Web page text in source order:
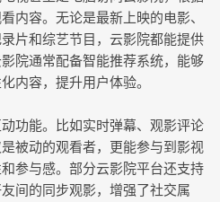
内容。无论是最新上映的电影、
片和综艺节目，云影院都能提供
院通常配备智能推荐系统，能够
内容，提升用户体验。
功能。比如实时弹幕、观影评论
被动的观看者，更能参与到影视
参与感。部分云影院平台还支持
间的同步观影，增强了社交属